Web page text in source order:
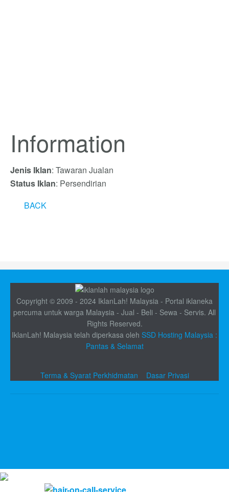
Information
Jenis Iklan: Tawaran Jualan
Status Iklan: Persendirian
BACK
Copyright © 2009 - 2024 IklanLah! Malaysia - Portal iklaneka
percuma untuk warga Malaysia - Jual - Beli - Sewa - Servis. All
Rights Reserved.
IklanLah! Malaysia telah diperkasa oleh SSD Hosting Malaysia :
Pantas & Selamat
Terma & Syarat Perkhidmatan Dasar Privasi